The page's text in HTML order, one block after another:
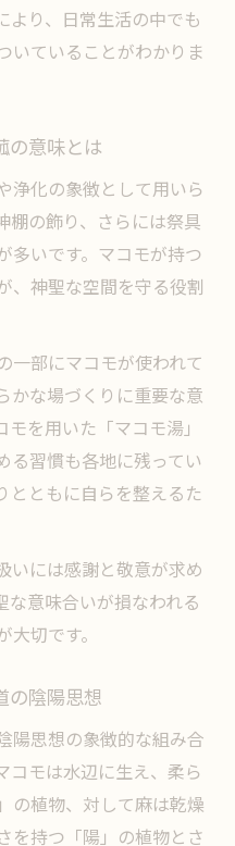
より、日常生活の中でも
いていることがわかりま
の意味とは
浄化の象徴として用いら
棚の飾り、さらには祭具
多いです。マコモが持つ
、神聖な空間を守る役割
一部にマコモが使われて
かな場づくりに重要な意
を用いた「マコモ湯」
る習慣も各地に残ってい
とともに自らを整えるた
いには感謝と敬意が求め
な意味合いが損なわれる
切です。
の陰陽思想
陽思想の象徴的な組み合
コモは水辺に生え、柔ら
の植物、対して麻は乾燥
を持つ「陽」の植物とさ